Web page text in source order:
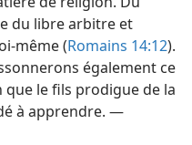
du libre arbitre et
​même (Romains 14:12).
également ce
que le fils prodigue de la
à apprendre. —